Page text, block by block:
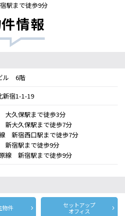
駅まで徒歩9分
情報
ル 6階
新宿1-1-19
大久保駅まで徒歩3分
新大久保駅まで徒歩7分
新宿西口駅まで徒歩7分
新宿駅まで徒歩9分
線 新宿駅まで徒歩9分
物件
セットアップ
オフィス